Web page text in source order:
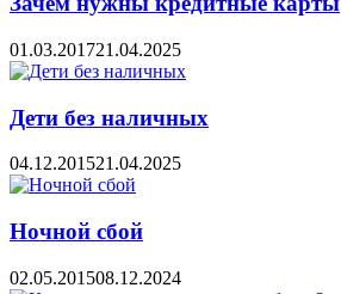
01.03.201721.04.2025
Дети без наличных
04.12.201521.04.2025
Ночной сбой
02.05.201508.12.2024